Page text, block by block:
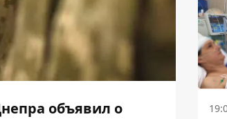
объявил о